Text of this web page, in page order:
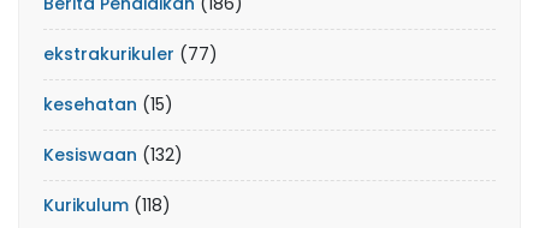
ekstrakurikuler (77)
kesehatan (15)
Kesiswaan (132)
Kurikulum (118)